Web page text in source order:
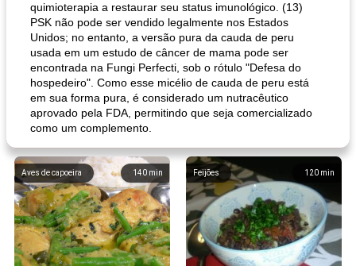
quimioterapia a restaurar seu status imunológico. (13)
PSK não pode ser vendido legalmente nos Estados
Unidos; no entanto, a versão pura da cauda de peru
usada em um estudo de câncer de mama pode ser
encontrada na Fungi Perfecti, sob o rótulo "Defesa do
hospedeiro". Como esse micélio de cauda de peru está
em sua forma pura, é considerado um nutracêutico
aprovado pela FDA, permitindo que seja comercializado
como um complemento.
140 min
Aves de capoeira 120 min
Feijões